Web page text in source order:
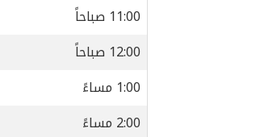
11:00 صباحاً
12:00 صباحاً
1:00 مساءً
2:00 مساءً